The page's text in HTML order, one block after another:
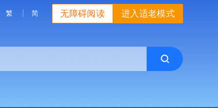
进入适老模式
无障碍阅读
繁 简